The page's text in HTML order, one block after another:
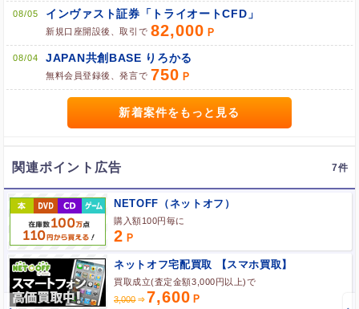
ポイント広告に関するFAQはこちら
08/05 インヴァスト証券「トライオートCFD」
新規口座開設後、取引で 82,000
08/04 JAPAN共創BASE りろかる
無料会員登録後、発言で 750
新着案件をもっと見る
関連ポイント広告 7
NETOFF（ネットオフ）
購入額100円毎に
2
ネットオフ宅配買取 【スマホ買取】
買取成立(査定金額3,000円以上)で
3,000
7,600